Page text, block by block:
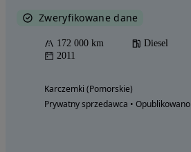
Zweryfikowane dane
172 000 km Diesel
2011
Karczemki (Pomorskie)
Prywatny sprzedawca • Opublikowano